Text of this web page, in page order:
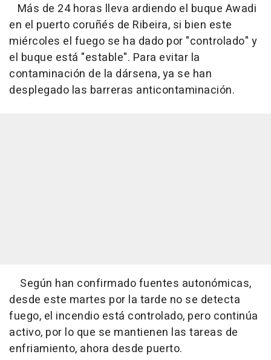
Más de 24 horas lleva ardiendo el buque Awadi
en el puerto coruñés de Ribeira, si bien este
miércoles el fuego se ha dado por "controlado" y
el buque está "estable". Para evitar la
contaminación de la dársena, ya se han
desplegado las barreras anticontaminación.
Según han confirmado fuentes autonómicas,
desde este martes por la tarde no se detecta
fuego, el incendio está controlado, pero continúa
activo, por lo que se mantienen las tareas de
enfriamiento, ahora desde puerto.